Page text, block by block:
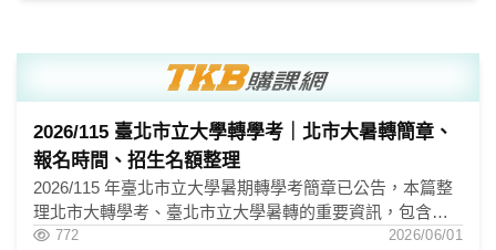
2026/115 臺北市立大學轉學考｜北市大暑轉簡章、
報名時間、招生名額整理
2026/115 年臺北市立大學暑期轉學考簡章已公告，本篇整
理北市大轉學考、臺北市立大學暑轉的重要資訊，包含報
名方式、報名時間、考試日期、放榜日期、簡章公告，以
772 2026/06/01